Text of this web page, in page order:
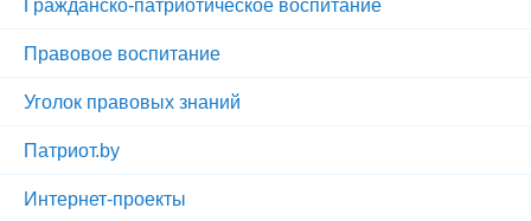
Гражданско-патриотическое воспитание
Правовое воспитание
Уголок правовых знаний
Патриот.by
Интернет-проекты